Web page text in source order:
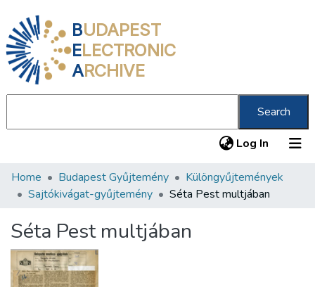
BUDAPEST
ELECTRONIC
ARCHIVE
Search
Log In (current)
Communities & Collections
Statistics
About us
Home Budapest Gyűjtemény
Különgyűjtemények
Sajtókivágat-gyűjtemény
Séta Pest multjában
Séta Pest multjában